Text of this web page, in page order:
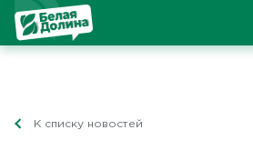
К списку новостей